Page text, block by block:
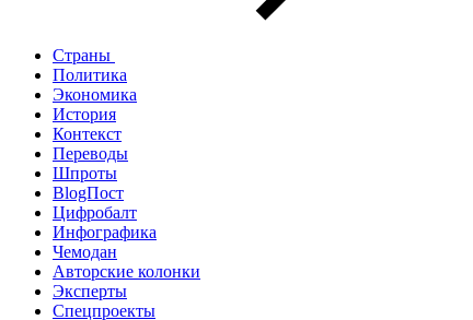
Страны
Политика
Экономика
История
Контекст
Переводы
Шпроты
BlogПост
Цифробалт
Инфографика
Чемодан
Авторские колонки
Эксперты
Спецпроекты